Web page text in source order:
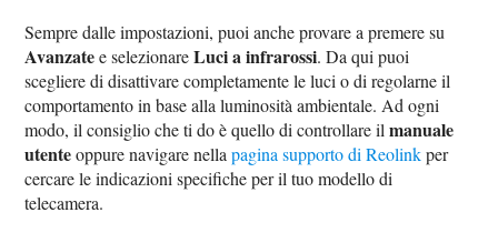
Sempre dalle impostazioni, puoi anche provare a premere su
Avanzatee selezionareLuci a infrarossi. Da qui puoi
scegliere di disattivare completamente le luci o di regolarne il
comportamento in base alla luminosità ambientale. Ad ogni
modo, il consiglio che ti do è quello di controllare ilmanuale
utenteoppure navigare nellapagina supporto di Reolinkper
cercare le indicazioni specifiche per il tuo modello di
telecamera.